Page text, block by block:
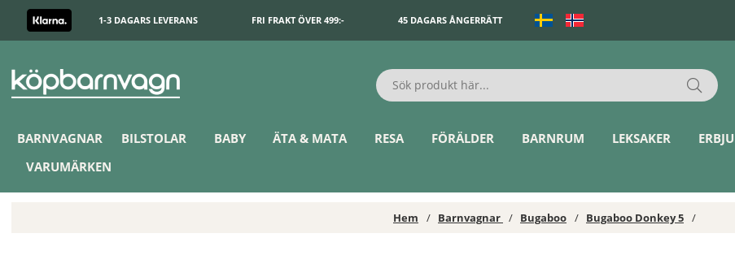
1-3 DAGARS LEVERANS FRI FRAKT ÖVER 499:- 45 DAGARS ÅNGERRÄTT
BARNVAGNAR BILSTOLAR BABY ÄTA & MATA RESA FÖRÄLDER BARNRUM LEKSAKER
VARUMÄRKEN
Hem Barnvagnar Bugaboo Bugaboo Donkey 5